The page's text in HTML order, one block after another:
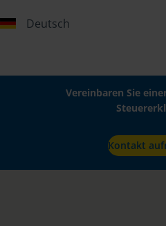
Deutsch
Vereinbaren Sie
Kontakt